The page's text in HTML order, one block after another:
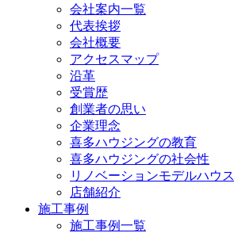
会社案内一覧
代表挨拶
会社概要
アクセスマップ
沿革
受賞歴
創業者の思い
企業理念
喜多ハウジングの教育
喜多ハウジングの社会性
リノベーションモデルハウス
店舗紹介
施工事例
施工事例一覧